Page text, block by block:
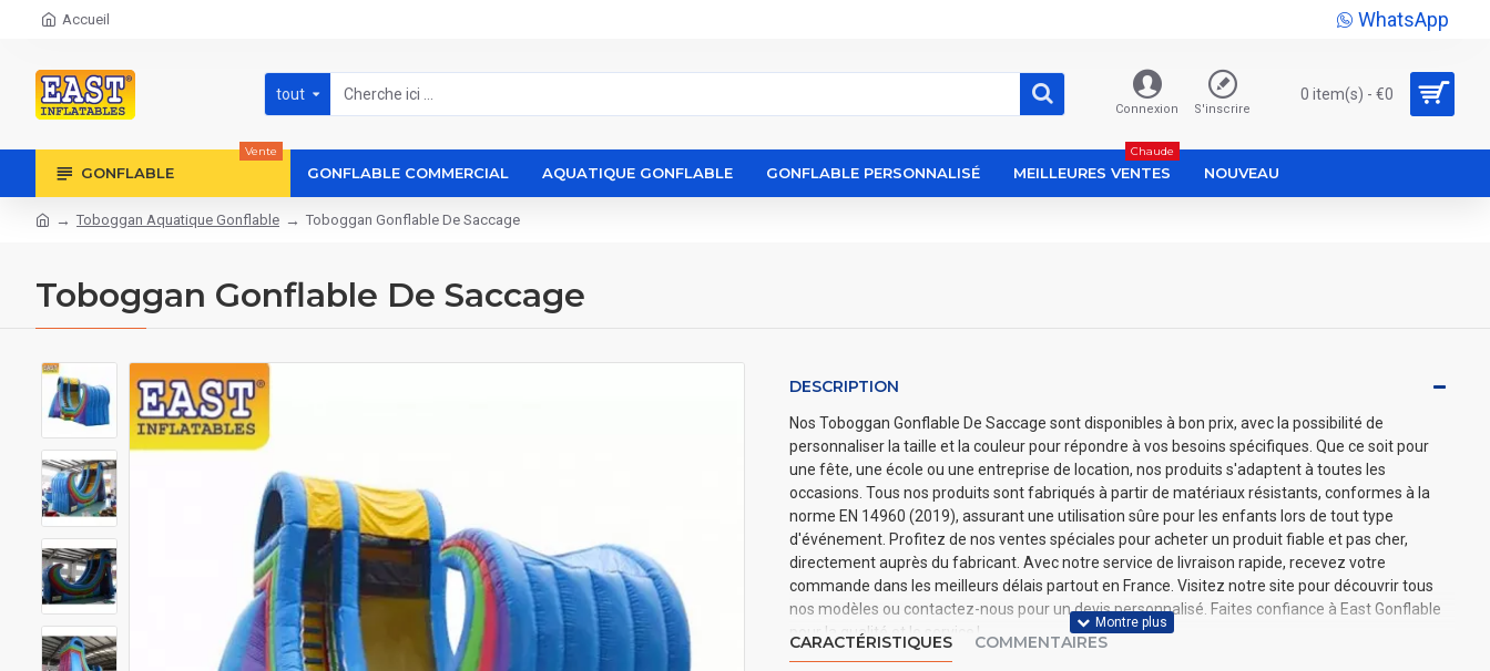
Accueil WhatsApp
tout
Connexion S'inscrire
0 item(s) - €0
GONFLABLE
Vente
GONFLABLE COMMERCIAL AQUATIQUE GONFLABLE GONFLABLE PERSONNALISÉ MEILLEURES VENTES
Chaude
NOUVEAU
Toboggan Aquatique Gonflable Toboggan Gonflable De Saccage
Toboggan Gonflable De Saccage
DESCRIPTION
Nos Toboggan Gonflable De Saccage sont disponibles à bon prix, avec la possibilité de
personnaliser la taille et la couleur pour répondre à vos besoins spécifiques. Que ce soit pour
une fête, une école ou une entreprise de location, nos produits s'adaptent à toutes les
occasions. Tous nos produits sont fabriqués à partir de matériaux résistants, conformes à la
norme EN 14960 (2019), assurant une utilisation sûre pour les enfants lors de tout type
d'événement. Profitez de nos ventes spéciales pour acheter un produit fiable et pas cher,
directement auprès du fabricant. Avec notre service de livraison rapide, recevez votre
commande dans les meilleurs délais partout en France. Visitez notre site pour découvrir tous
nos modèles ou contactez-nous pour un devis personnalisé. Faites confiance à East Gonflable
pour la qualité et le service !
CARACTÉRISTIQUES COMMENTAIRES